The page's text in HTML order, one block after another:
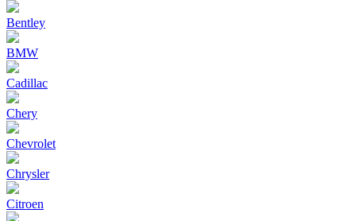
Bentley
BMW
Cadillac
Chery
Chevrolet
Chrysler
Citroen